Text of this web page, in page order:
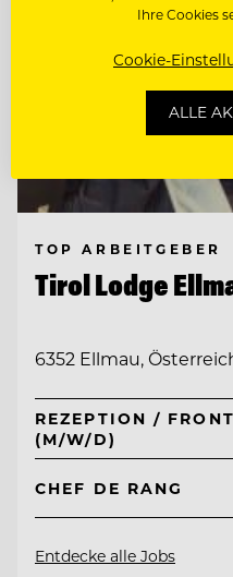
TOP ARBEITGEBER
Tirol Lodge
6352 Ellmau,
REZEPTION /
(M/W/D)
CHEF DE RANG
Entdecke alle Jobs
Ihre Cookies
Cookie-
ALLE